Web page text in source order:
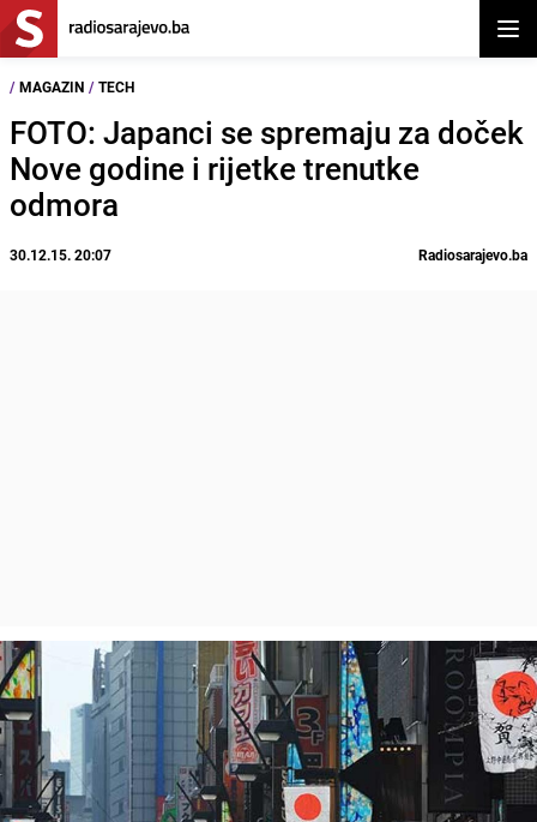
/ MAGAZIN / TECH
FOTO: Japanci se spremaju za doček
Nove godine i rijetke trenutke
odmora
30.12.15. 20:07 Radiosarajevo.ba